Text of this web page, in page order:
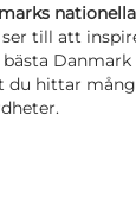
nationella
till att
du hittar